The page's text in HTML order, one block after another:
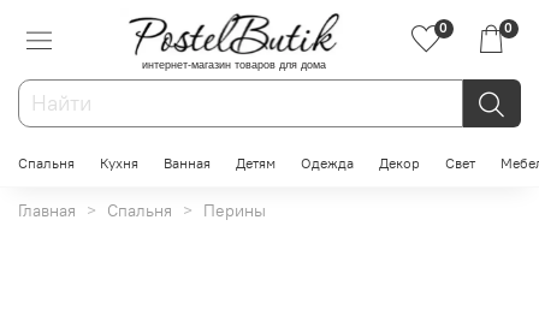
интернет-магазин товаров для дома
0 0
Спальня Кухня Ванная Детям Одежда Декор Свет
Главная Спальня Перины